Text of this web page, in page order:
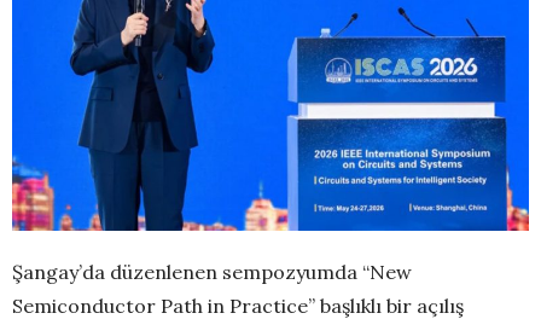
Şangay’da düzenlenen sempozyumda “New
Semiconductor Path in Practice” başlıklı bir açılış